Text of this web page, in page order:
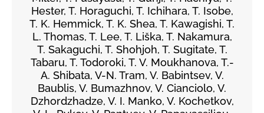
Hester, T. Horaguchi, T. Ichihara, T. Isobe,
T. K. Hemmick, T. K. Shea, T. Kawagishi, T.
L. Thomas, T. Lee, T. Liška, T. Nakamura,
T. Sakaguchi, T. Shohjoh, T. Sugitate, T.
Tabaru, T. Todoroki, T. V. Moukhanova, T.-
A. Shibata, V-N. Tram, V. Babintsev, V.
Baublis, V. Bumazhnov, V. Cianciolo, V.
Dzhordzhadze, V. I. Manko, V. Kochetkov,